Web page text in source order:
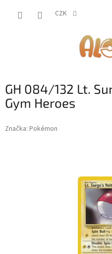
CZK
GH 084/132 Lt.
Gym Heroes
Značka: Pokémon